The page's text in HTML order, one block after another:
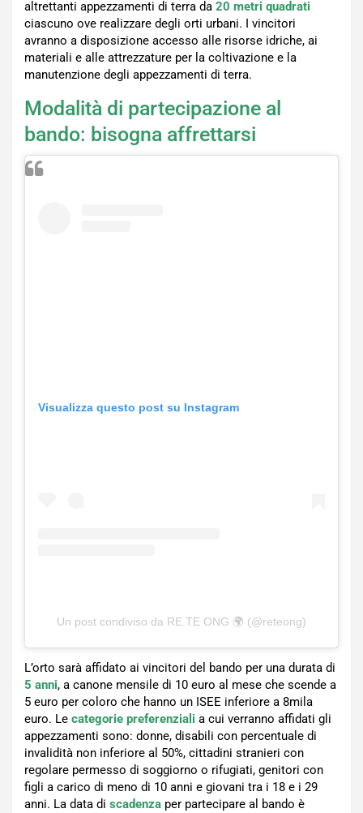
altrettanti appezzamenti di terra da 20 metri quadrati
ciascuno ove realizzare degli orti urbani. I vincitori
avranno a disposizione accesso alle risorse idriche, ai
materiali e alle attrezzature per la coltivazione e la
manutenzione degli appezzamenti di terra.
Modalità di partecipazione al
bando: bisogna affrettarsi
Visualizza questo post su Instagram
Un post condiviso da RE.TE ONG 🌍 (@reteong)
L’orto sarà affidato ai vincitori del bando per una durata di
5 anni, a canone mensile di 10 euro al mese che scende a
5 euro per coloro che hanno un ISEE inferiore a 8mila
euro. Le categorie preferenziali a cui verranno affidati gli
appezzamenti sono: donne, disabili con percentuale di
invalidità non inferiore al 50%, cittadini stranieri con
regolare permesso di soggiorno o rifugiati, genitori con
figli a carico di meno di 10 anni e giovani tra i 18 e i 29
anni. La data di scadenza per partecipare al bando è